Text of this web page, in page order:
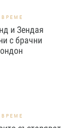
и Зендая
с брачни